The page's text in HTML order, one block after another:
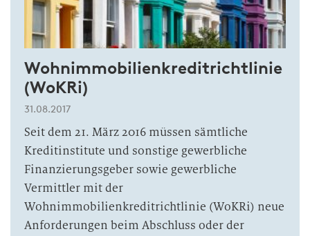
Wohnimmobilienkreditrichtlinie
(WoKRi)
31.08.2017
Seit dem 21. März 2016 müssen sämtliche
Kreditinstitute und sonstige gewerbliche
Finanzierungsgeber sowie gewerbliche
Vermittler mit der
Wohnimmobilienkreditrichtlinie (WoKRi) neue
Anforderungen beim Abschluss oder der